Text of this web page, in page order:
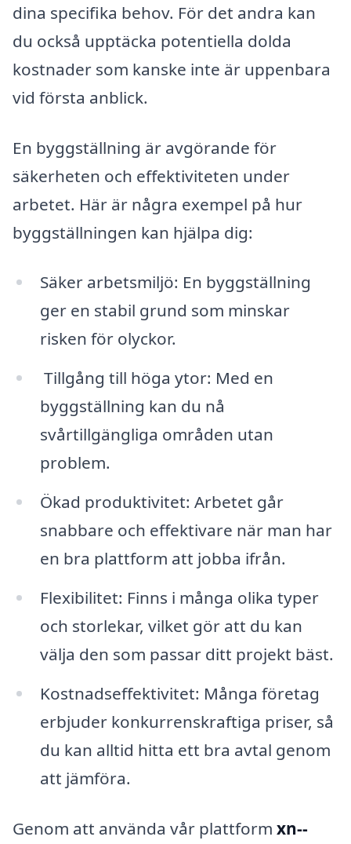
dina specifika behov. För det andra kan
du också upptäcka potentiella dolda
kostnader som kanske inte är uppenbara
vid första anblick.
En byggställning är avgörande för
säkerheten och effektiviteten under
arbetet. Här är några exempel på hur
byggställningen kan hjälpa dig:
Säker arbetsmiljö: En byggställning
ger en stabil grund som minskar
risken för olyckor.
Tillgång till höga ytor: Med en
byggställning kan du nå
svårtillgängliga områden utan
problem.
Ökad produktivitet: Arbetet går
snabbare och effektivare när man har
en bra plattform att jobba ifrån.
Flexibilitet: Finns i många olika typer
och storlekar, vilket gör att du kan
välja den som passar ditt projekt bäst.
Kostnadseffektivitet: Många företag
erbjuder konkurrenskraftiga priser, så
du kan alltid hitta ett bra avtal genom
att jämföra.
Genom att använda vår plattform xn--